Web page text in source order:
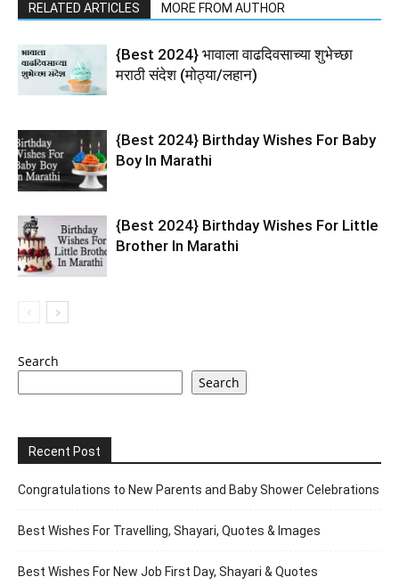
RELATED ARTICLES MORE FROM AUTHOR
{Best 2024} भावाला वाढदिवसाच्या शुभेच्छा
मराठी संदेश (मोठ्या/लहान)
{Best 2024} Birthday Wishes For Baby
Boy In Marathi
{Best 2024} Birthday Wishes For Little
Brother In Marathi
Search
Search
Recent Post
Congratulations to New Parents and Baby Shower Celebrations
Best Wishes For Travelling, Shayari, Quotes & Images
Best Wishes For New Job First Day, Shayari & Quotes